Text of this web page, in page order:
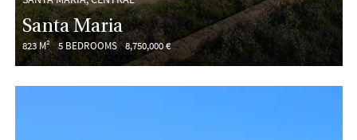
Santa Maria
823 M² 5 BEDROOMS 8,750,000 €